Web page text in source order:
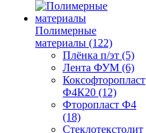
Полимерные
материалы (122)
Плёнка п/эт (5)
Лента ФУМ (6)
Коксофторопласт
Ф4К20 (12)
Фторопласт Ф4
(18)
Стеклотекстолит